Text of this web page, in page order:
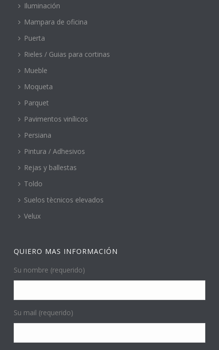
Iluminación
Mampara de oficina
Puerta
Rieles / Guias para cortinas
Mueble
Moqueta
Parquet
Pavimentos vinílicos
Persiana
Pintura / Adhesivos
Rejas y ballestas
Toldo
Suelos tècnicos elevados
Velux
QUIERO MAS INFORMACIÓN
Su nombre (requerido)
Su mail (requerido)